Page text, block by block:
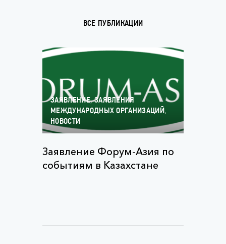
ВСЕ ПУБЛИКАЦИИ
ЗАЯВЛЕНИЕ,ЗАЯВЛЕНИЯ
МЕЖДУНАРОДНЫХ ОРГАНИЗАЦИЙ,
НОВОСТИ
Заявление Форум-Азия по
событиям в Казахстане